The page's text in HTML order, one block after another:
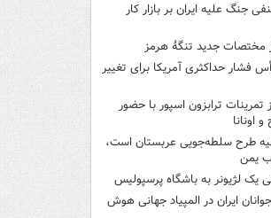
جنگ علیه ایران بر بازار کار
مختصات جدید تنگۀ هرمز
فشار حداکثری آمریکا برای تغییر
تمرینات ترابزون اسپور با حضور
اونانا
طرح سلطه‌جویی عربستان است،
یمن
یک لژیونر به باشگاه پرسپولیس
ایران در المپیاد جهانی هوش